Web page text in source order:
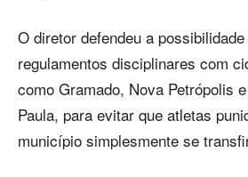
O diretor defendeu a
regulamentos disciplinares com
como Gramado, Nova Petrópolis
Paula, para evitar que atletas
município simplesmente se